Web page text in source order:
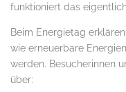
funktioniert das
Beim Energietag
wie erneuerbare
werden. Besucherinnen
über: